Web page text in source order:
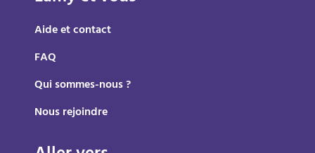
Aide et contact
FAQ
Qui sommes-nous ?
Nous rejoindre